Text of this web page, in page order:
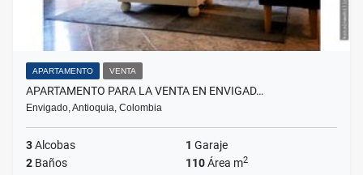
APARTAMENTO VENTA
APARTAMENTO PARA LA VENTA EN ENVIGAD…
Envigado, Antioquia, Colombia
3Alcobas 1 Garaje
2 Baños 110Área m2